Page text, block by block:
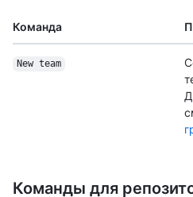
Команда
New team
Команды для